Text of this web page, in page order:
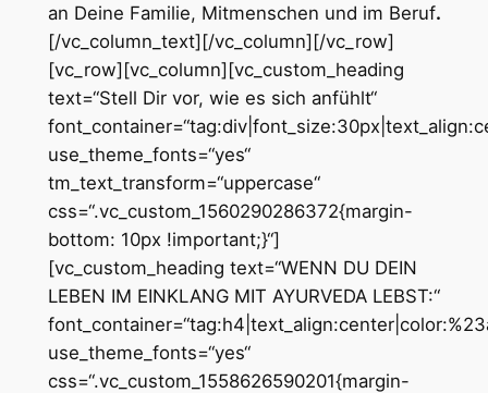
an Deine Familie, Mitmenschen und im Beruf.
[/vc_column_text][/vc_column][/vc_row]
[vc_row][vc_column][vc_custom_heading
text=“Stell Dir vor, wie es sich anfühlt“
use_theme_fonts=“yes“
tm_text_transform=“uppercase“
css=“.vc_custom_1560290286372{margin-
bottom: 10px !important;}“]
[vc_custom_heading text=“WENN DU DEIN
LEBEN IM EINKLANG MIT AYURVEDA LEBST:“
use_theme_fonts=“yes“
css=“.vc_custom_1558626590201{margin-